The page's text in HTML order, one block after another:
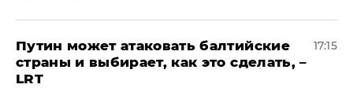
Путин может атаковать балтийские
страны и выбирает, как это сделать, –
LRT
17:15